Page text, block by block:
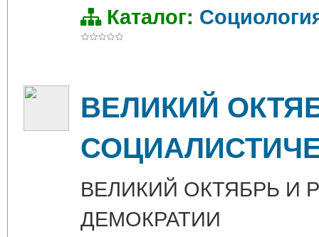
Каталог:
ВЕЛИКИЙ
ВЕЛИКИЙ ОКТЯБРЬ
ДЕМОКРАТИИ